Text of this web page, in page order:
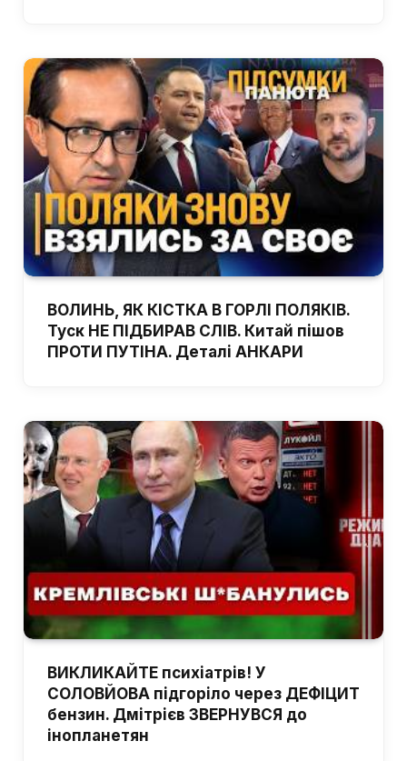
ВОЛИНЬ, ЯК КІСТКА В ГОРЛІ ПОЛЯКІВ.
Туск НЕ ПІДБИРАВ СЛІВ. Китай пішов
ПРОТИ ПУТІНА. Деталі АНКАРИ
ВИКЛИКАЙТЕ психіатрів! У
СОЛОВЙОВА підгоріло через ДЕФІЦИТ
бензин. Дмітрієв ЗВЕРНУВСЯ до
інопланетян